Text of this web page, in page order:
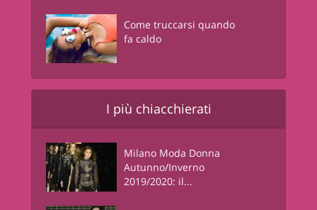
Come truccarsi quando
fa caldo
I più chiacchierati
Milano Moda Donna
Autunno/Inverno
2019/2020: il...